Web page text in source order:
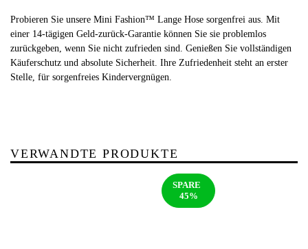
Probieren Sie unsere Mini Fashion™ Lange Hose sorgenfrei aus. Mit
einer 14-tägigen Geld-zurück-Garantie können Sie sie problemlos
zurückgeben, wenn Sie nicht zufrieden sind. Genießen Sie vollständigen
Käuferschutz und absolute Sicherheit. Ihre Zufriedenheit steht an erster
Stelle, für sorgenfreies Kindervergnügen.
VERWANDTE PRODUKTE
SPARE
45%